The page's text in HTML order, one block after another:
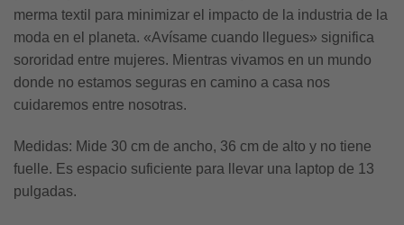
merma textil para minimizar el impacto de la industria de la
moda en el planeta. «Avísame cuando llegues» significa
sororidad entre mujeres. Mientras vivamos en un mundo
donde no estamos seguras en camino a casa nos
cuidaremos entre nosotras.
Medidas: Mide 30 cm de ancho, 36 cm de alto y no tiene
fuelle. Es espacio suficiente para llevar una laptop de 13
pulgadas.